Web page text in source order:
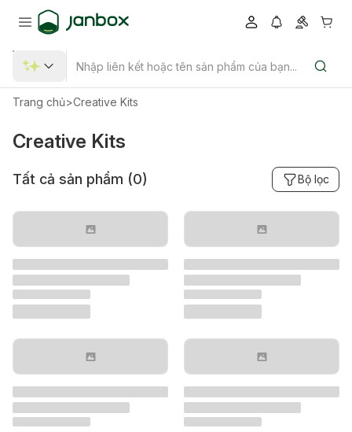
Trang chủ>Creative Kits
Creative Kits
Tất cả sản phẩm (0) Bộ lọc